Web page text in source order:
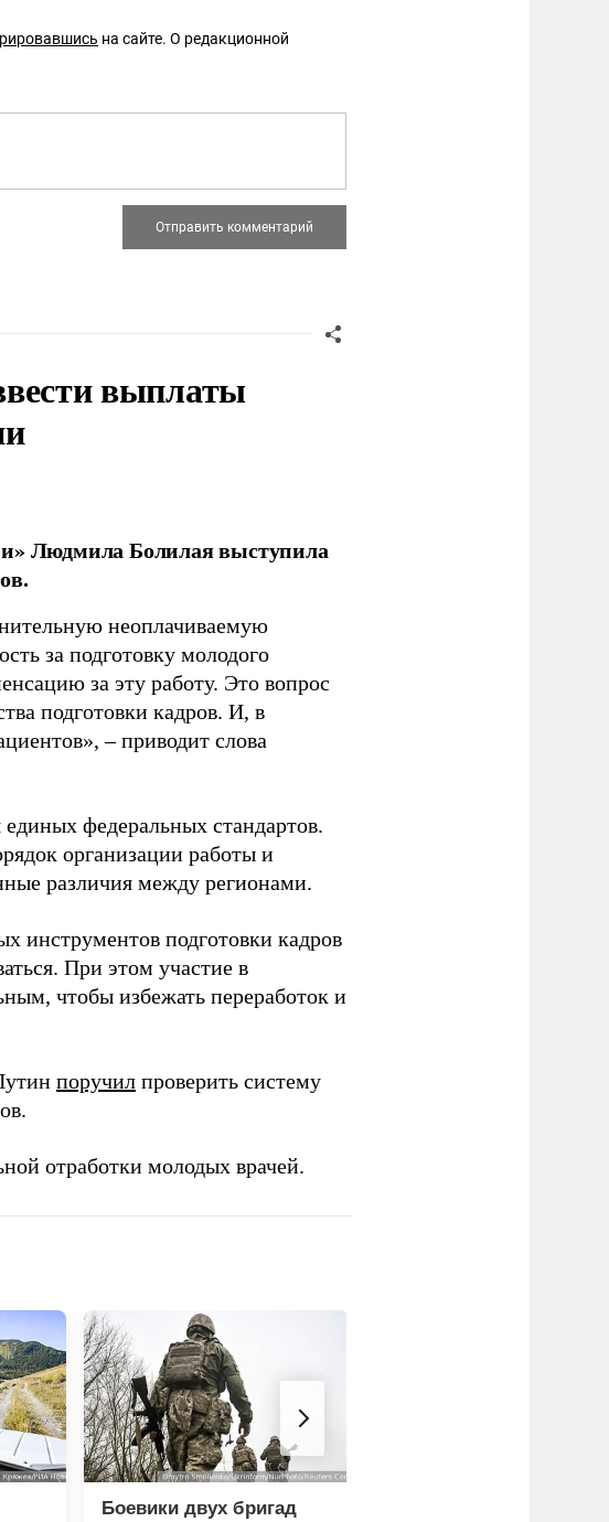
на сайте. О редакционной
выплаты
Людмила Болилая выступила
неоплачиваемую
за подготовку молодого
за эту работу. Это вопрос
подготовки кадров. И, в
– приводит слова
федеральных стандартов.
организации работы и
различия между регионами.
инструментов подготовки кадров
При этом участие в
чтобы избежать переработок и
поручил проверить систему
отработки молодых врачей.
Боевики двух бригад